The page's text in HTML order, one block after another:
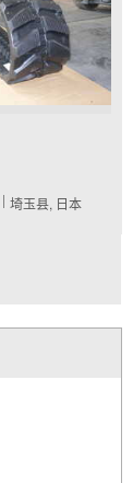
埼玉县, 日本